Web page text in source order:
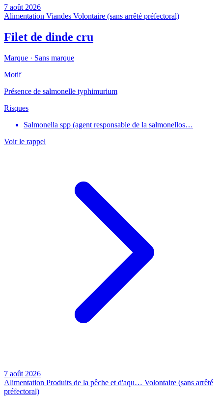
7 août 2026
Alimentation Viandes Volontaire (sans arrêté préfectoral)
Filet de dinde cru
Marque · Sans marque
Motif
Présence de salmonelle typhimurium
Risques
Salmonella spp (agent responsable de la salmonellos…
Voir le rappel
7 août 2026
Alimentation Produits de la pêche et d'aqu… Volontaire (sans arrêté
préfectoral)